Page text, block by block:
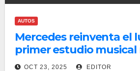
AUTOS
Mercedes reinventa el
primer estudio musical
Atmos
OCT 23, 2025 EDITOR